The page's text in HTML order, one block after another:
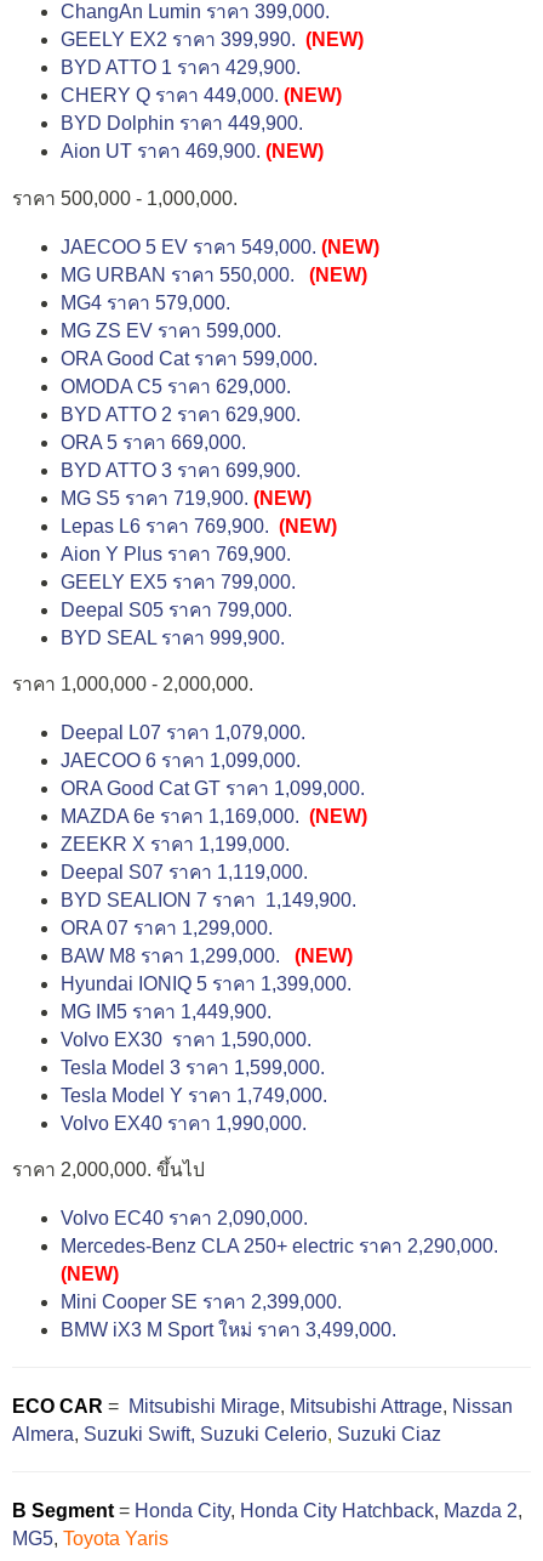
ChangAn Lumin ราคา 399,000.
GEELY EX2 ราคา 399,990. (NEW)
BYD ATTO 1 ราคา 429,900.
CHERY Q ราคา 449,000. (NEW)
BYD Dolphin ราคา 449,900.
Aion UT ราคา 469,900. (NEW)
ราคา 500,000 - 1,000,000.
JAECOO 5 EV ราคา 549,000. (NEW)
MG URBAN ราคา 550,000.
(NEW)
MG4 ราคา 579,000.
MG ZS EV ราคา 599,000.
ORA Good Cat ราคา 599,000.
OMODA C5 ราคา 629,000.
BYD ATTO 2 ราคา 629,900.
ORA 5 ราคา 669,000.
BYD ATTO 3 ราคา 699,900.
MG S5 ราคา 719,900. (NEW)
Lepas L6 ราคา 769,900. (NEW)
Aion Y Plus ราคา 769,900.
GEELY EX5 ราคา 799,000.
Deepal S05 ราคา 799,000.
BYD SEAL ราคา 999,900.
ราคา 1,000,000 - 2,000,000.
Deepal L07 ราคา 1,079,000.
JAECOO 6 ราคา 1,099,000.
ORA Good Cat GT ราคา 1,099,000.
MAZDA 6e ราคา 1,169,000. (NEW)
ZEEKR X ราคา 1,199,000.
Deepal S07 ราคา 1,119,000.
BYD SEALION 7 ราคา 1,149,900.
ORA 07 ราคา 1,299,000.
BAW M8 ราคา 1,299,000.
(NEW)
Hyundai IONIQ 5 ราคา 1,399,000.
MG IM5 ราคา 1,449,900.
Volvo EX30 ราคา 1,590,000.
Tesla Model 3 ราคา 1,599,000.
Tesla Model Y ราคา 1,749,000.
Volvo EX40 ราคา 1,990,000.
ราคา 2,000,000. ขึ้นไป
Volvo EC40 ราคา 2,090,000.
Mercedes-Benz CLA 250+ electric ราคา 2,290,000.
(NEW)
Mini Cooper SE ราคา 2,399,000.
BMW iX3 M Sport ใหม่ ราคา 3,499,000.
ECO CAR = Mitsubishi Mirage, Mitsubishi Attrage, Nissan
Almera, Suzuki Swift, Suzuki Celerio, Suzuki Ciaz
B Segment = Honda City, Honda City Hatchback, Mazda 2,
MG5, Toyota Yaris